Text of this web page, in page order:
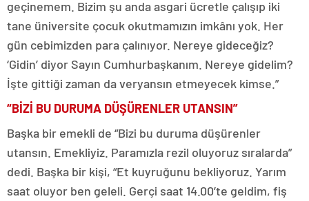
geçinemem. Bizim şu anda asgari ücretle çalışıp iki
tane üniversite çocuk okutmamızın imkânı yok. Her
gün cebimizden para çalınıyor. Nereye gideceğiz?
‘Gidin’ diyor Sayın Cumhurbaşkanım. Nereye gidelim?
İşte gittiği zaman da veryansın etmeyecek kimse.”
“BİZİ BU DURUMA DÜŞÜRENLER UTANSIN”
Başka bir emekli de “Bizi bu duruma düşürenler
utansın. Emekliyiz. Paramızla rezil oluyoruz sıralarda”
dedi. Başka bir kişi, “Et kuyruğunu bekliyoruz. Yarım
saat oluyor ben geleli. Gerçi saat 14.00’te geldim, fiş